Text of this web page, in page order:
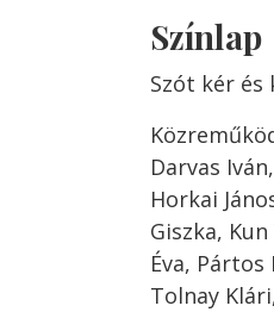
Színlap
Szót kér és
Darvas
Horkai
Giszka,
Éva,
Tolnay